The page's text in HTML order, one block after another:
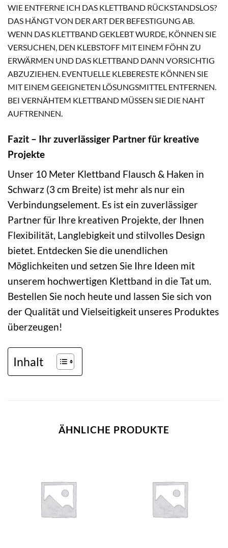
WIE ENTFERNE ICH DAS KLETTBAND RÜCKSTANDSLOS?
DAS HÄNGT VON DER ART DER BEFESTIGUNG AB.
WENN DAS KLETTBAND GEKLEBT WURDE, KÖNNEN SIE
VERSUCHEN, DEN KLEBSTOFF MIT EINEM FÖHN ZU
ERWÄRMEN UND DAS KLETTBAND DANN VORSICHTIG
ABZUZIEHEN. EVENTUELLE KLEBERESTE KÖNNEN SIE
MIT EINEM GEEIGNETEN LÖSUNGSMITTEL ENTFERNEN.
BEI VERNÄHTEM KLETTBAND MÜSSEN SIE DIE NAHT
AUFTRENNEN.
Fazit – Ihr zuverlässiger Partner für kreative
Projekte
Unser 10 Meter Klettband Flausch & Haken in
Schwarz (3 cm Breite) ist mehr als nur ein
Verbindungselement. Es ist ein zuverlässiger
Partner für Ihre kreativen Projekte, der Ihnen
Flexibilität, Langlebigkeit und stilvolles Design
bietet. Entdecken Sie die unendlichen
Möglichkeiten und setzen Sie Ihre Ideen mit
unserem hochwertigen Klettband in die Tat um.
Bestellen Sie noch heute und lassen Sie sich von
der Qualität und Vielseitigkeit unseres Produktes
überzeugen!
Inhalt
ÄHNLICHE PRODUKTE